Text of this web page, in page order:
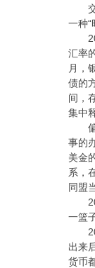
一种“
汇率
月，
债的
间，
集中
事的
美金
系，
同盟
一篮
出来
货币